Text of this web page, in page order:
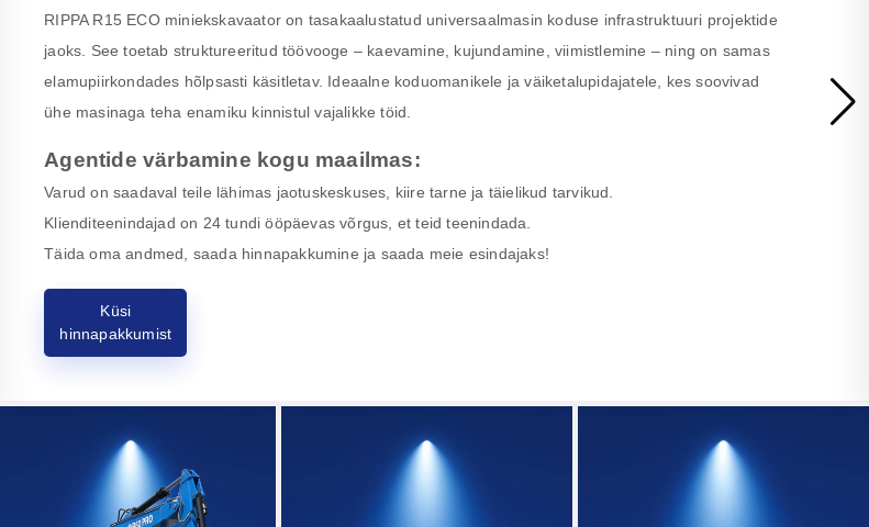
RIPPA R15 ECO miniekskavaator on tasakaalustatud universaalmasin koduse infrastruktuuri projektide
jaoks. See toetab struktureeritud töövooge – kaevamine, kujundamine, viimistlemine – ning on samas
elamupiirkondades hõlpsasti käsitletav. Ideaalne koduomanikele ja väiketalupidajatele, kes soovivad
ühe masinaga teha enamiku kinnistul vajalikke töid.
Agentide värbamine kogu maailmas:
Varud on saadaval teile lähimas jaotuskeskuses, kiire tarne ja täielikud tarvikud.
Klienditeenindajad on 24 tundi ööpäevas võrgus, et teid teenindada.
Täida oma andmed, saada hinnapakkumine ja saada meie esindajaks!
Küsi
hinnapakkumist